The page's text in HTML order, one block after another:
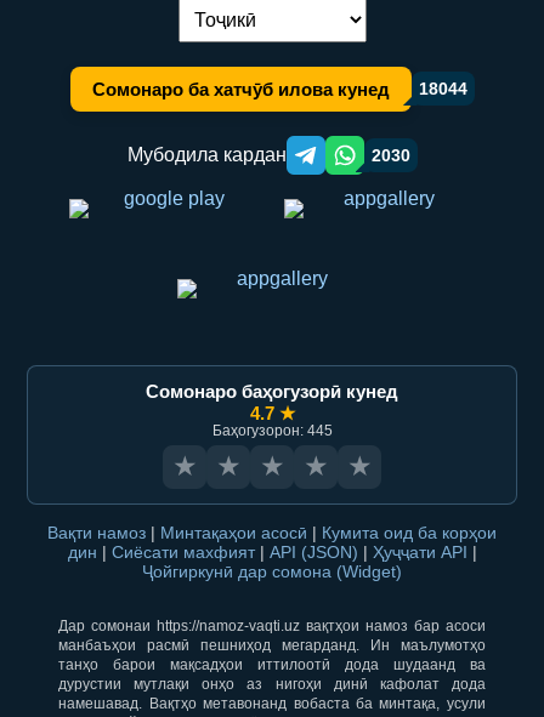
Иваз кардани забон:
Сомонаро ба хатчӯб илова кунед 18044
Мубодила кардан Telegram orqali ulashish
WhatsApp orqali ulashish
2030
Сомонаро баҳогузорӣ кунед
4.7 ★
Баҳогузорон: 445
★ ★ ★ ★ ★
Вақти намоз | Минтақаҳои асосӣ | Кумита оид ба корҳои
дин | Сиёсати махфият | API (JSON) | Ҳуҷҷати API |
Ҷойгиркунӣ дар сомона (Widget)
Дар сомонаи https://namoz-vaqti.uz вақтҳои намоз бар асоси
манбаъҳои расмӣ пешниҳод мегарданд. Ин маълумотҳо
танҳо барои мақсадҳои иттилоотӣ дода шудаанд ва
дурустии мутлақи онҳо аз нигоҳи динӣ кафолат дода
намешавад. Вақтҳо метавонанд вобаста ба минтақа, усули